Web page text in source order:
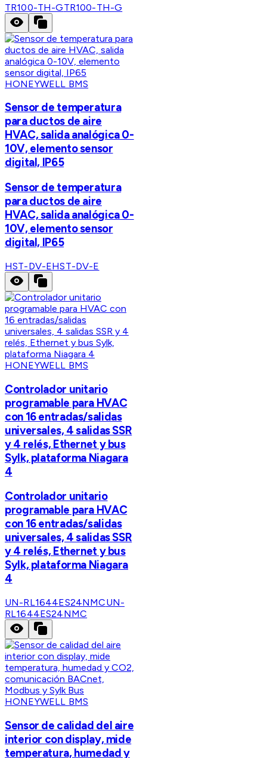
TR100-TH-GTR100-TH-G
HONEYWELL BMS
Sensor de temperatura
para ductos de aire
HVAC, salida analógica 0-
10V, elemento sensor
digital, IP65
Sensor de temperatura
para ductos de aire
HVAC, salida analógica 0-
10V, elemento sensor
digital, IP65
HST-DV-EHST-DV-E
HONEYWELL BMS
Controlador unitario
programable para HVAC
con 16 entradas/salidas
universales, 4 salidas SSR
y 4 relés, Ethernet y bus
Sylk, plataforma Niagara
4
Controlador unitario
programable para HVAC
con 16 entradas/salidas
universales, 4 salidas SSR
y 4 relés, Ethernet y bus
Sylk, plataforma Niagara
4
UN-RL1644ES24NMCUN-
RL1644ES24NMC
HONEYWELL BMS
Sensor de calidad del aire
interior con display, mide
temperatura, humedad y